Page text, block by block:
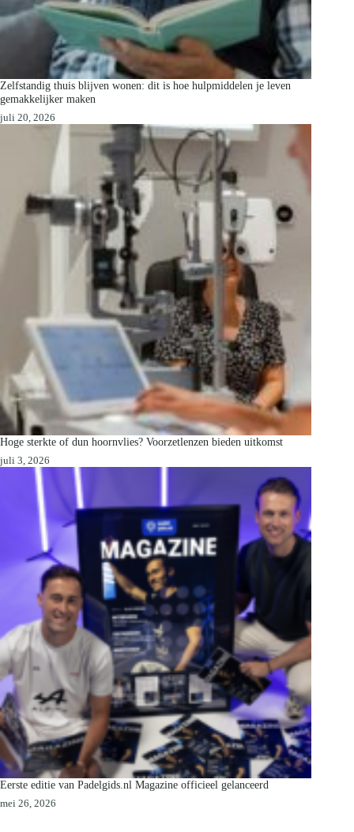
Zelfstandig thuis blijven wonen: dit is hoe hulpmiddelen je leven
gemakkelijker maken
juli 20, 2026
Hoge sterkte of dun hoornvlies? Voorzetlenzen bieden uitkomst
juli 3, 2026
Eerste editie van Padelgids.nl Magazine officieel gelanceerd
mei 26, 2026